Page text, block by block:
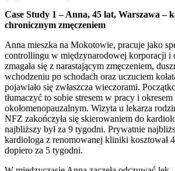
Case Study 1 – Anna, 45 lat, Warszawa –
chronicznym zmęczeniem
Anna mieszka na Mokotowie, pracuje jako
controllingu w międzynarodowej korporacji i
zmagała się z narastającym zmęczeniem,
wchodzeniu po schodach oraz uczuciem
pojawiało się zwłaszcza wieczorami.
tłumaczyć to sobie stresem w pracy i okresem
okołomenopauzalnym. Wizyta u lekarza
NFZ zakończyła się skierowaniem do
najbliższy był za 9 tygodni. Prywatnie
kardiologa z renomowanej kliniki kosztował
dopiero za 5 tygodni.